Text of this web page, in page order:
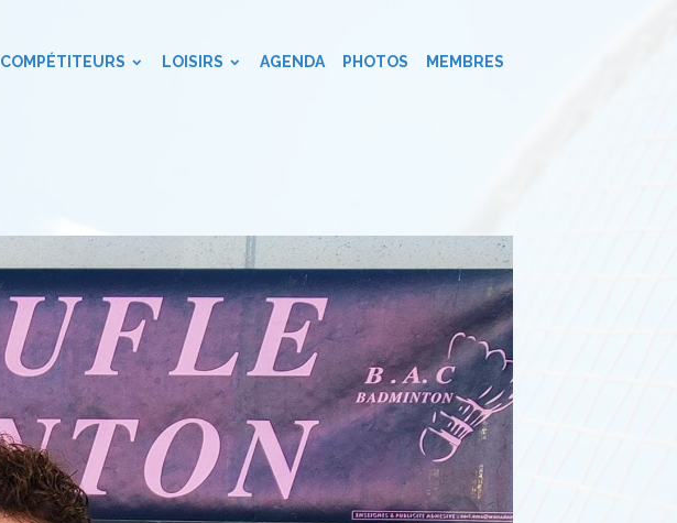
COMPÉTITEURS LOISIRS AGENDA PHOTOS MEMBRES